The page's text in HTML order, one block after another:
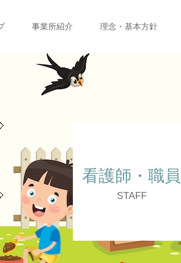
事業所紹介 理念・基本方針
看護師・職員
STAFF